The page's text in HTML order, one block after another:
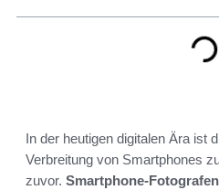
In der heutigen digitalen Ära ist
Verbreitung von Smartphones
zuvor. Smartphone-Fotografen